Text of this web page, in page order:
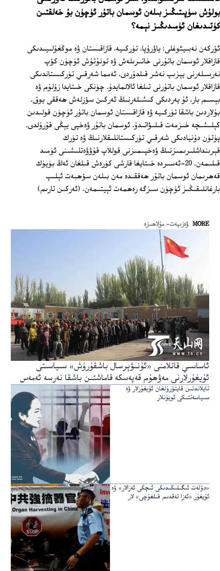
بولۇش سۈپىتىڭىز بىلەن ئوسمان باتۇر ئۈچۈن بۇ خەلقتىن
كۈتىدىغان ئۈمىدىڭىز نېمە؟
ئۆركەن نەبىيئوغلى: ياۋرۇپا، تۈركىيە، قازاقىستان ۋە موڭغۇلىيىدىكى
قازاقلار ئوسمان باتۇرنى خاتىرىلەش ۋە تونۇتۇش ئۈچۈن كۆپ
نەرسىلەرنى يېزىپ نەشر قىلدۇردى. ئەمما شەرقىي تۈركىستاندىكى
قازاقلار ئوسمان باتۇرنى تىلغا ئالالمايدۇ. چۈنكى خىتايدا زۇلۇم ۋە
بېسىم بار، ئۇ يەردىكى كىشىلەرنىڭ ئەركىن سۆزلەش ھەققى يوق.
بۇلاردىن باشقا تۈركىيە ۋە قازاقىستان ئوسمان باتۇر ئۈچۈن قولىدىن
كېلىشىچە خىزمەت قىلىۋاتىدۇ. ئوسمان باتۇر ۋەخپى يېڭى قۇرۇلدى.
پۈتۈن دۇنيادىكى شەرقىي تۈركىستانلىقلارنىڭ ۋە تۈرك
قېرىنداشلىرىمىزنىڭ ۋەخپىمىزنى قوللاپ قۇۋۋەتلىشىنى ئۈمىد
قىلىمەن. 20-ئەسىردە خىتايغا قارشى كۈرەش قىلغان ئەڭ بۈيۈك
قەھرىمان ئوسمان باتۇر ھەققىدە مەن بىلەن سۆھبەت ئېلىپ
بارغانلىقىڭىز ئۈچۈن سىزگە رەھمەت ئېيتىمەن. (ئەركىن تارىم)
MORE ۋەزىيەت- مۇلاھىزە
ئاساسىي قاتلامنى «ئۇنىۋېرسال باشقۇرۇش» سىياسىتى
ئۇيغۇرلارنى مەۋھۇم قەپەسكە قاماشتىن باشقا نەرسە ئەمەس
تايلاندتىن قايتۇرۇلغان ئۇيغۇرلار ۋە
سىياسەتتىكى ئويۇنلار
«دۆلەت ئىگىلىكىدىكى ئىچكى ئەزالار» ۋە
ئۇيغۇر «ئەزا تەقدىم قىلغۇچى» لار